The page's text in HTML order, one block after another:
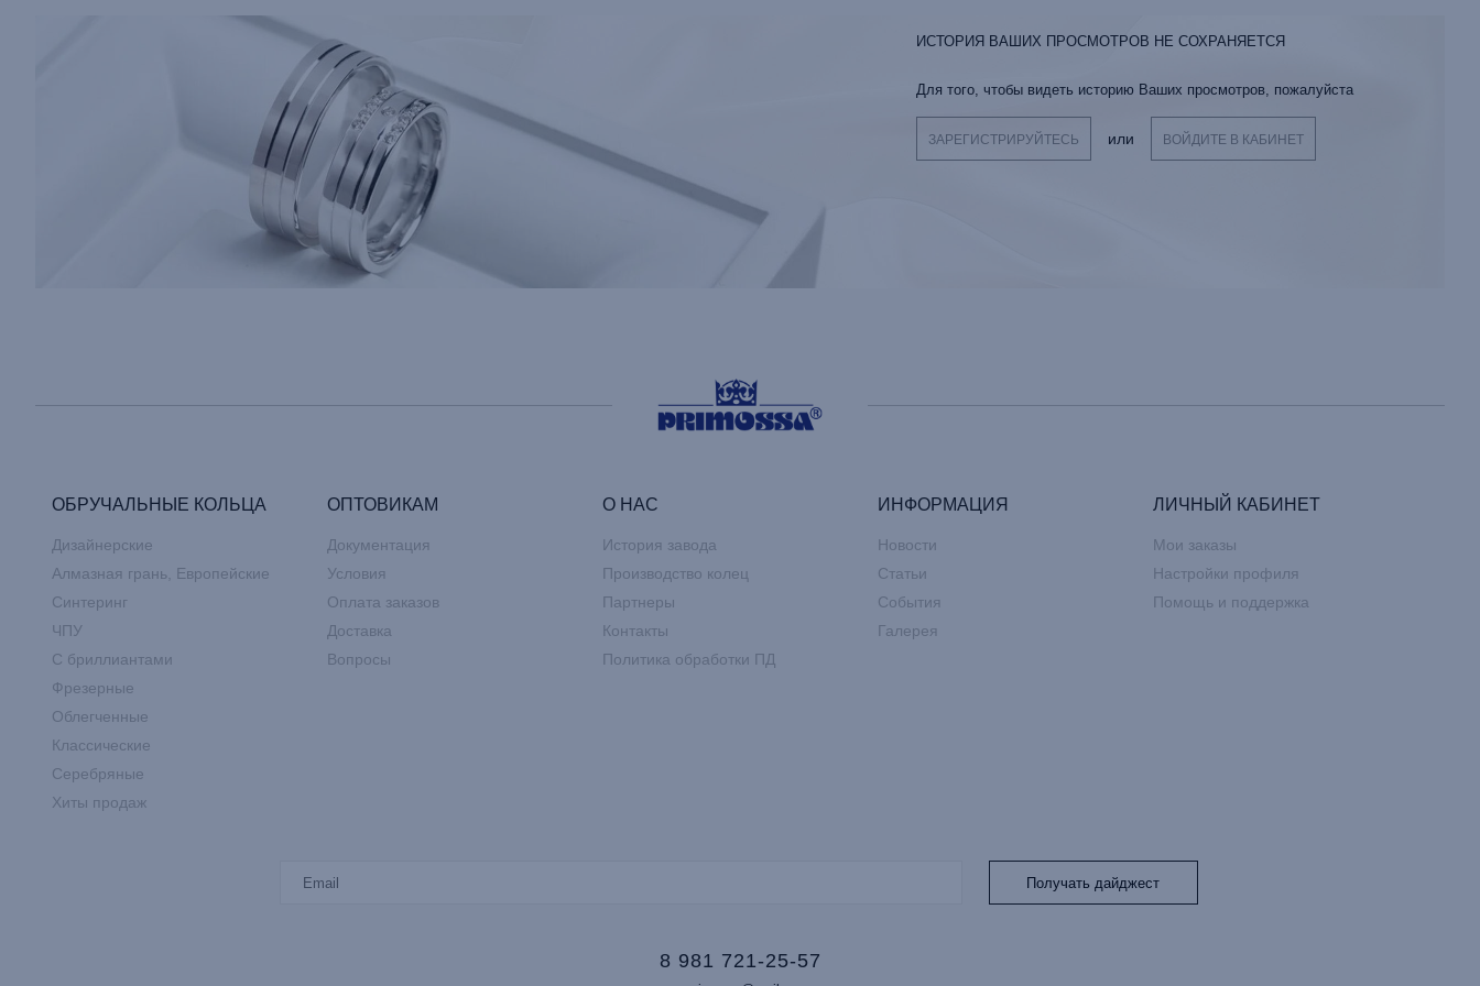
ИСТОРИЯ ВАШИХ ПРОСМОТРОВ НЕ СОХРАНЯЕТСЯ
Для того, чтобы видеть историю Ваших просмотров, пожалуйста
ЗАРЕГИСТРИРУЙТЕСЬ или ВОЙДИТЕ В КАБИНЕТ
ОБРУЧАЛЬНЫЕ КОЛЬЦА
Дизайнерские
Алмазная грань, Европейские
Синтеринг
ЧПУ
С бриллиантами
Фрезерные
Облегченные
Классические
Серебряные
Хиты продаж
ОПТОВИКАМ
Документация
Условия
Оплата заказов
Доставка
Вопросы
О НАС
История завода
Производство колец
Партнеры
Контакты
Политика обработки ПД
ИНФОРМАЦИЯ
Новости
Статьи
События
Галерея
ЛИЧНЫЙ КАБИНЕТ
Мои заказы
Настройки профиля
Помощь и поддержка
8 981 721-25-57